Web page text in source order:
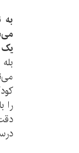
به
یک
را